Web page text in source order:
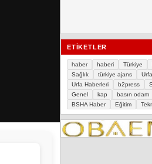
ETIKETLER
haber haberi Türkiye
Sağlık
türkiye ajans
Urfa Haberleri
b2press
Genel
kap basın odam
BSHA Haber
Eğitim